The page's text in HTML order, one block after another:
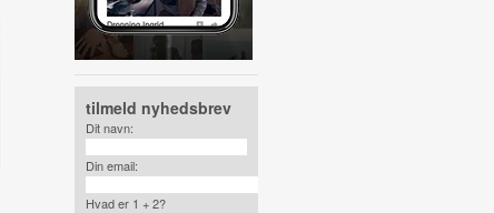
tilmeld nyhedsbrev
Dit navn:
Din email:
Hvad er 1 + 2?